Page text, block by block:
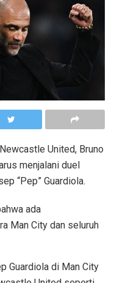
United, Bruno
menjalani duel
“Pep” Guardiola.
ada
Man City dan seluruh
Guardiola di Man City